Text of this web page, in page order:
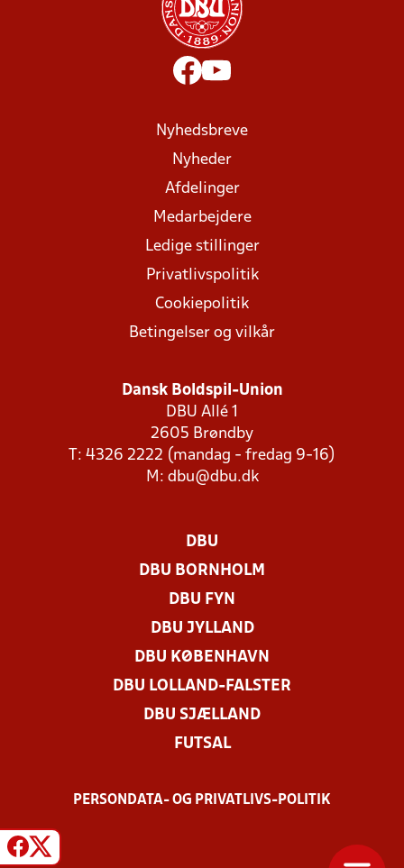
Nyhedsbreve
Nyheder
Afdelinger
Medarbejdere
Ledige stillinger
Privatlivspolitik
Cookiepolitik
Betingelser og vilkår
Dansk Boldspil-Union
DBU Allé 1
2605 Brøndby
T: 4326 2222 (mandag - fredag 9-16)
M: dbu@dbu.dk
DBU
DBU BORNHOLM
DBU FYN
DBU JYLLAND
DBU KØBENHAVN
DBU LOLLAND-FALSTER
DBU SJÆLLAND
FUTSAL
PERSONDATA- OG PRIVATLIVS-POLITIK